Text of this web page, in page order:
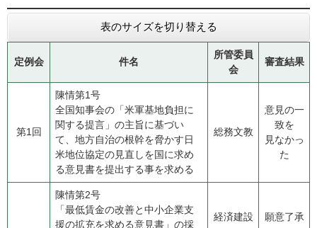
表のサイズを切り替える
定例会 件名
所管委員
会
審査結果
第1回
陳情第1号
​全国知事会の「米軍基地負担に
関する提言」の主旨に基づい
て、地方自治の根幹を脅かす日
米地位協定の見直しを国に求め
る意見書を提出する事を求める
総務文教
意見の一
致を
見なかっ
た
陳情第2号
​「最低賃金の改善と中小企業支
援の拡充を求める意見書」の採
経済建設 願意了承